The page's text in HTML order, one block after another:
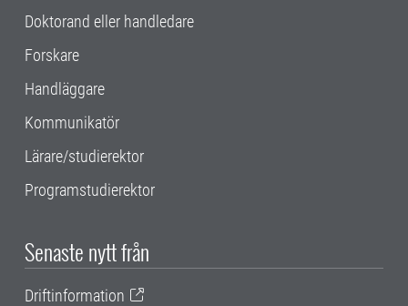
Doktorand eller handledare
Forskare
Handläggare
Kommunikatör
Lärare/studierektor
Programstudierektor
Senaste nytt från
Driftinformation